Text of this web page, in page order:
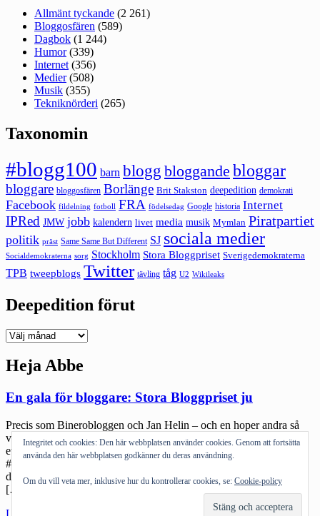
Allmänt tyckande (2 261)
Bloggosfären (589)
Dagbok (1 244)
Humor(339)
Internet (356)
Medier(508)
Musik (355)
Tekniknörderi (265)
Taxonomin
#blogg100 barn blogg bloggande bloggar
bloggare bloggosfären Borlänge Brit Stakston deepedition demokrati
Facebook fildelning fotboll FRA födelsedag Google historia Internet
IPRed JMW jobb kalendern livet media musik Mymlan Piratpartiet
politik präst Same Same But Different SJ sociala medier
Socialdemokraterna sorg Stockholm Stora Bloggpriset Sverigedemokraterna
TPB tweepblogs Twitter tävling tåg U2 Wikileaks
Deepedition förut
Deepedition
Heja Abbe
En gala för bloggare: Stora Bloggpriset ju
Precis som Binerobloggen och Jan Helin – och en hoper andra så
var jag på Blogg-galan igår. Ni som inte var där kan läsa här, kolla
ett sammandrag av direktsändningen eller bakåtläsa i
#bloggpriset. Det var en rolig tillställning och det kändes som om
det var fler av oss gamlingar där än det var ”modebloggare”. Själv
[…]
Läs mer
Integritet och cookies: Den här webbplatsen använder cookies. Genom att fortsätta
använda den här webbplatsen godkänner du deras användning.
Om du vill veta mer, inklusive hur du kontrollerar cookies, se: Cookie-policy